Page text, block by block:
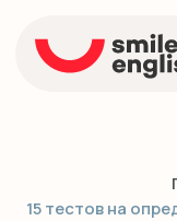
15 тестов на